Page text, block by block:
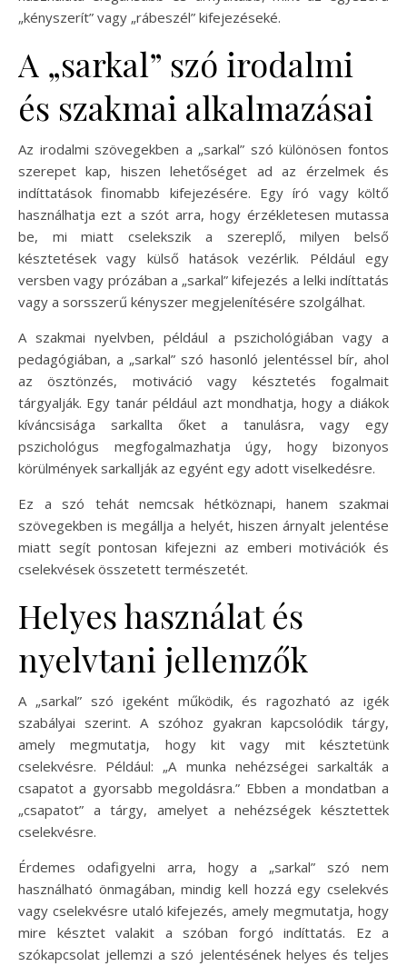
„kényszerít” vagy „rábeszél” kifejezéseké.
A „sarkal” szó irodalmi
és szakmai alkalmazásai
Az irodalmi szövegekben a „sarkal” szó különösen fontos
szerepet kap, hiszen lehetőséget ad az érzelmek és
indíttatások finomabb kifejezésére. Egy író vagy költő
használhatja ezt a szót arra, hogy érzékletesen mutassa
be, mi miatt cselekszik a szereplő, milyen belső
késztetések vagy külső hatások vezérlik. Például egy
versben vagy prózában a „sarkal” kifejezés a lelki indíttatás
vagy a sorsszerű kényszer megjelenítésére szolgálhat.
A szakmai nyelvben, például a pszichológiában vagy a
pedagógiában, a „sarkal” szó hasonló jelentéssel bír, ahol
az ösztönzés, motiváció vagy késztetés fogalmait
tárgyalják. Egy tanár például azt mondhatja, hogy a diákok
kíváncsisága sarkallta őket a tanulásra, vagy egy
pszichológus megfogalmazhatja úgy, hogy bizonyos
körülmények sarkallják az egyént egy adott viselkedésre.
Ez a szó tehát nemcsak hétköznapi, hanem szakmai
szövegekben is megállja a helyét, hiszen árnyalt jelentése
miatt segít pontosan kifejezni az emberi motivációk és
cselekvések összetett természetét.
Helyes használat és
nyelvtani jellemzők
A „sarkal” szó igeként működik, és ragozható az igék
szabályai szerint. A szóhoz gyakran kapcsolódik tárgy,
amely megmutatja, hogy kit vagy mit késztetünk
cselekvésre. Például: „A munka nehézségei sarkalták a
csapatot a gyorsabb megoldásra.” Ebben a mondatban a
„csapatot” a tárgy, amelyet a nehézségek késztettek
cselekvésre.
Érdemes odafigyelni arra, hogy a „sarkal” szó nem
használható önmagában, mindig kell hozzá egy cselekvés
vagy cselekvésre utaló kifejezés, amely megmutatja, hogy
mire késztet valakit a szóban forgó indíttatás. Ez a
szókapcsolat jellemzi a szó jelentésének helyes és teljes